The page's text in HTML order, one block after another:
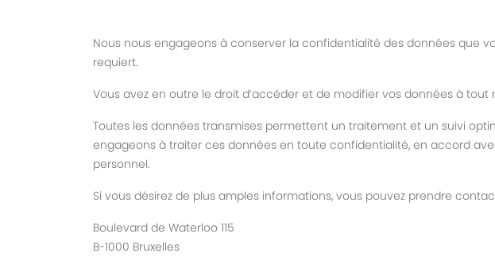
Nous nous engageons à conserver la confidentialité des données que
requiert.
Vous avez en outre le droit d’accéder et de modifier vos données à tout
Toutes les données transmises permettent un traitement et un suivi
engageons à traiter ces données en toute confidentialité, en accord
personnel.
Si vous désirez de plus amples informations, vous pouvez prendre
Boulevard de Waterloo 115
B-1000 Bruxelles